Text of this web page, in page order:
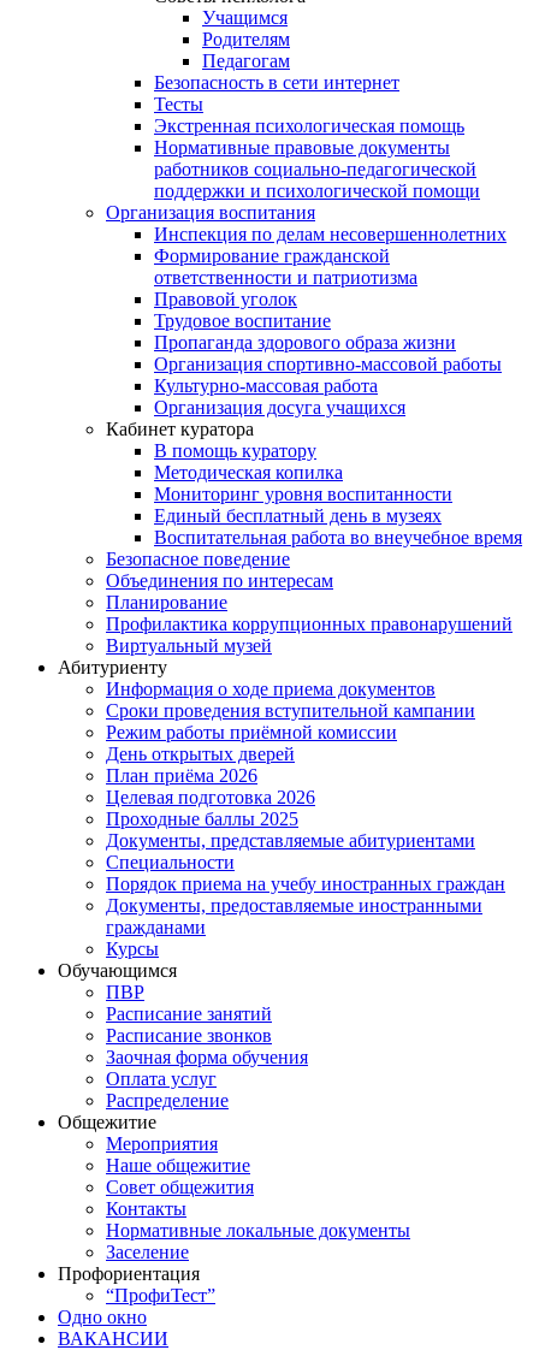
Учащимся
Родителям
Педагогам
Безопасность в сети интернет
Тесты
Экстренная психологическая помощь
Нормативные правовые документы
работников социально-педагогической
поддержки и психологической помощи
Организация воспитания
Инспекция по делам несовершеннолетних
Формирование гражданской
ответственности и патриотизма
Правовой уголок
Трудовое воспитание
Пропаганда здорового образа жизни
Организация спортивно-массовой работы
Культурно-массовая работа
Организация досуга учащихся
Кабинет куратора
В помощь куратору
Методическая копилка
Мониторинг уровня воспитанности
Единый бесплатный день в музеях
Воспитательная работа во внеучебное время
Безопасное поведение
Объединения по интересам
Планирование
Профилактика коррупционных правонарушений
Виртуальный музей
Абитуриенту
Информация о ходе приема документов
Сроки проведения вступительной кампании
Режим работы приёмной комиссии
День открытых дверей
План приёма 2026
Целевая подготовка 2026
Проходные баллы 2025
Документы, представляемые абитуриентами
Специальности
Порядок приема на учебу иностранных граждан
Документы, предоставляемые иностранными
гражданами
Курсы
Обучающимся
ПВР
Расписание занятий
Расписание звонков
Заочная форма обучения
Оплата услуг
Распределение
Общежитие
Мероприятия
Наше общежитие
Совет общежития
Контакты
Нормативные локальные документы
Заселение
Профориентация
“ПрофиТест”
Одно окно
ВАКАНСИИ